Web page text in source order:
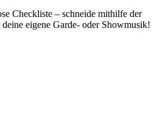
Checkliste – schneide mithilfe der
eigene Garde- oder Showmusik!